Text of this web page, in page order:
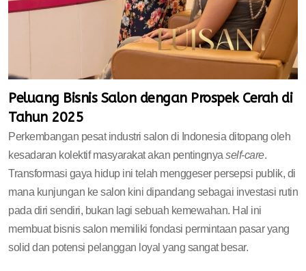
Peluang Bisnis Salon dengan Prospek Cerah di
Tahun 2025
Perkembangan pesat industri salon di Indonesia ditopang oleh
kesadaran kolektif masyarakat akan pentingnya self-care.
Transformasi gaya hidup ini telah menggeser persepsi publik, di
mana kunjungan ke salon kini dipandang sebagai investasi rutin
pada diri sendiri, bukan lagi sebuah kemewahan. Hal ini
membuat bisnis salon memiliki fondasi permintaan pasar yang
solid dan potensi pelanggan loyal yang sangat besar.